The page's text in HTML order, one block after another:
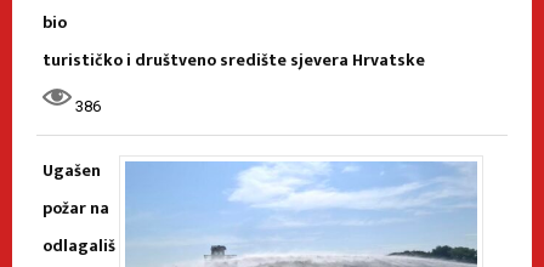
bio
turističko i društveno središte sjevera Hrvatske
386
Ugašen
požar na
odlagališ